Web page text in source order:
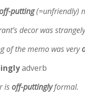
putting(=unfriendly)
decor was
of the memo was very
adverb
isoff-puttinglyformal.